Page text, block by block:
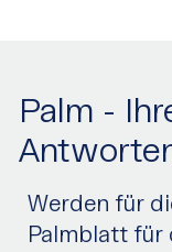
Palm -
Werden für
Palmblatt für